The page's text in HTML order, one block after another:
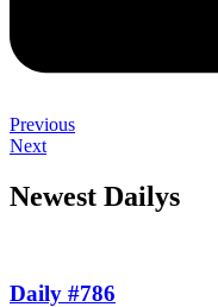
Previous
Next
Newest Dailys
Daily #786